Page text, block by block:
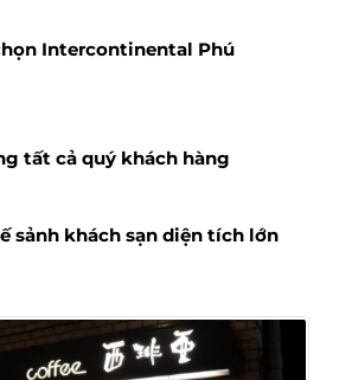
Intercontinental Phú
tất cả quý khách hàng
sảnh khách sạn diện tích lớn